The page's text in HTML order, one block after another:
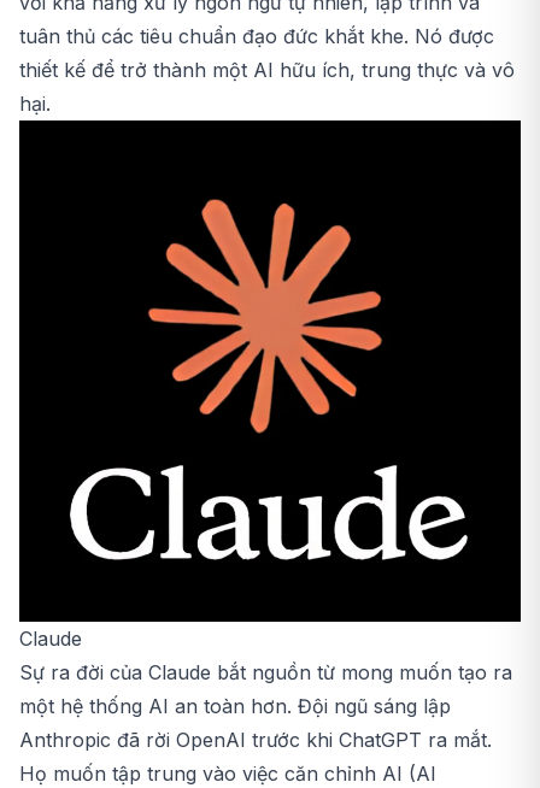
tuân thủ các tiêu chuẩn đạo đức khắt khe. Nó được
thiết kế để trở thành một AI hữu ích, trung thực và vô
hại.
Claude
Sự ra đời của Claude bắt nguồn từ mong muốn tạo ra
một hệ thống AI an toàn hơn. Đội ngũ sáng lập
Anthropic đã rời OpenAI trước khi ChatGPT ra mắt.
Họ muốn tập trung vào việc căn chỉnh AI (AI